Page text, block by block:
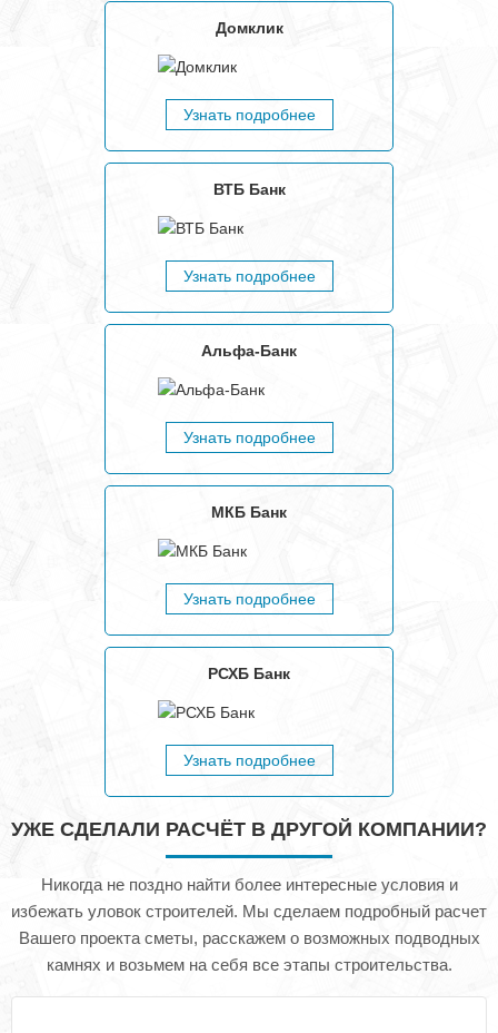
Домклик
Узнать подробнее
ВТБ Банк
Узнать подробнее
Альфа-Банк
Узнать подробнее
МКБ Банк
Узнать подробнее
РСХБ Банк
Узнать подробнее
УЖЕ СДЕЛАЛИ РАСЧЁТ В ДРУГОЙ КОМПАНИИ?
Никогда не поздно найти более интересные условия и
избежать уловок строителей. Мы сделаем подробный расчет
Вашего проекта сметы, расскажем о возможных подводных
камнях и возьмем на себя все этапы строительства.